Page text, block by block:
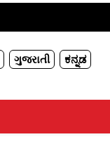
ગુજરાતી ಕನ್ನಡ